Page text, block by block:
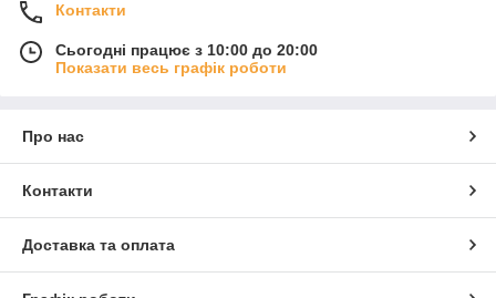
Контакти
Сьогодні працює з 10:00 до 20:00
Показати весь графік роботи
Про нас
Контакти
Доставка та оплата